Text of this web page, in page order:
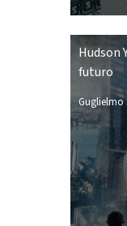
Hudson
futuro
Guglielmo